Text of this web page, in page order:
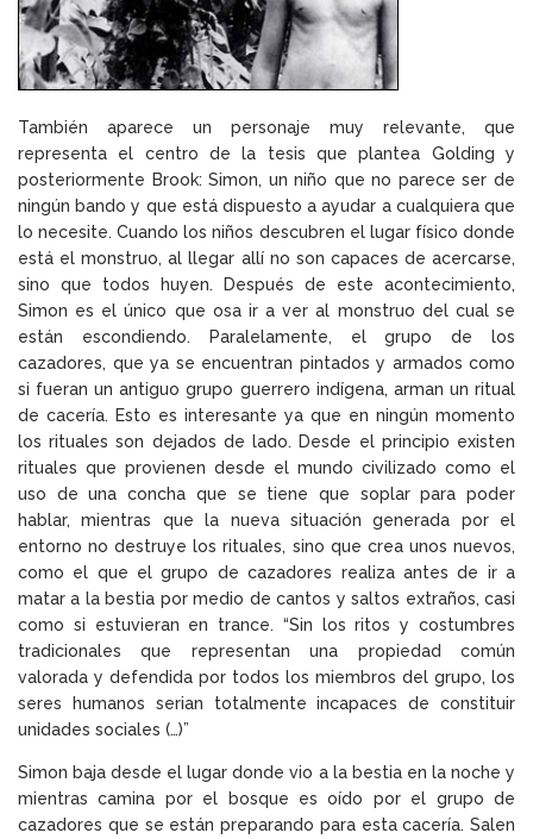
También aparece un personaje muy relevante, que
representa el centro de la tesis que plantea Golding y
posteriormente Brook: Simon, un niño que no parece ser de
ningún bando y que está dispuesto a ayudar a cualquiera que
lo necesite. Cuando los niños descubren el lugar físico donde
está el monstruo, al llegar allí no son capaces de acercarse,
sino que todos huyen. Después de este acontecimiento,
Simon es el único que osa ir a ver al monstruo del cual se
están escondiendo. Paralelamente, el grupo de los
cazadores, que ya se encuentran pintados y armados como
si fueran un antiguo grupo guerrero indígena, arman un ritual
de cacería. Esto es interesante ya que en ningún momento
los rituales son dejados de lado. Desde el principio existen
rituales que provienen desde el mundo civilizado como el
uso de una concha que se tiene que soplar para poder
hablar, mientras que la nueva situación generada por el
entorno no destruye los rituales, sino que crea unos nuevos,
como el que el grupo de cazadores realiza antes de ir a
matar a la bestia por medio de cantos y saltos extraños, casi
como si estuvieran en trance. “Sin los ritos y costumbres
tradicionales que representan una propiedad común
valorada y defendida por todos los miembros del grupo, los
seres humanos serian totalmente incapaces de constituir
unidades sociales (…)”
Simon baja desde el lugar donde vio a la bestia en la noche y
mientras camina por el bosque es oído por el grupo de
cazadores que se están preparando para esta cacería. Salen